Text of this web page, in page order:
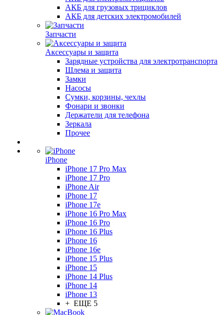
АКБ для грузовых трициклов
АКБ для детских электромобилей
Запчасти
Аксессуары и защита
Зарядные устройства для электротранспорта
Шлема и защита
Замки
Насосы
Сумки, корзины, чехлы
Фонари и звонки
Держатели для телефона
Зеркала
Прочее
iPhone
iPhone 17 Pro Max
iPhone 17 Pro
iPhone Air
iPhone 17
iPhone 17e
iPhone 16 Pro Max
iPhone 16 Pro
iPhone 16 Plus
iPhone 16
iPhone 16e
iPhone 15 Plus
iPhone 15
iPhone 14 Plus
iPhone 14
iPhone 13
+ ЕЩЕ 5